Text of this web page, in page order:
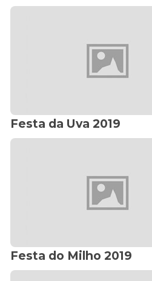
Festa da Uva 2019
Festa do Milho 2019